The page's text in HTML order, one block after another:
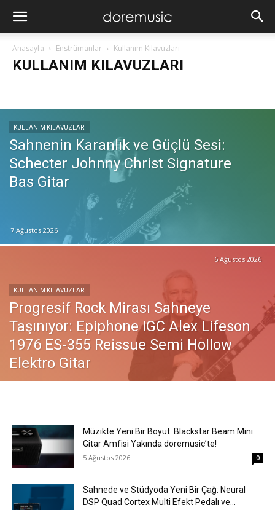
Anasayfa Enstrümanlar Kullanım Kılavuzları
KULLANIM KILAVUZLARI
KULLANIM KILAVUZLARI
Sahnenin Karanlık ve Güçlü Sesi:
Schecter Johnny Christ Signature
Bas Gitar
7 Ağustos 2026
KULLANIM KILAVUZLARI
Progresif Rock Mirası Sahneye
Taşınıyor: Epiphone IGC Alex Lifeson
1976 ES-355 Reissue Semi Hollow
Elektro Gitar
6 Ağustos 2026
Müzikte Yeni Bir Boyut: Blackstar Beam Mini
Gitar Amfisi Yakında doremusic’te!
5 Ağustos 2026 0
Sahnede ve Stüdyoda Yeni Bir Çağ: Neural
DSP Quad Cortex Multi Efekt Pedalı ve...